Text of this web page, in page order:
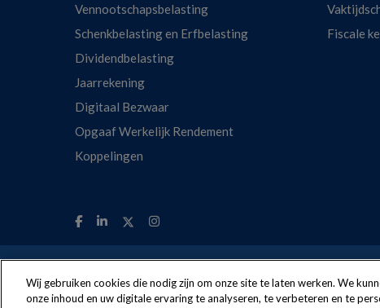
Vennootschapsbelasting
Schenkbelasting en Erfbelasting
Dividendbelasting
Jaarrekening
Digitaal Bezwaar
Opgaaf Werkelijk Rendement
Koppelingen
Fiscale
Wij gebruiken cookies die nodig zijn om onze site te laten werken. We
onze inhoud en uw digitale ervaring te analyseren, te verbeteren en te